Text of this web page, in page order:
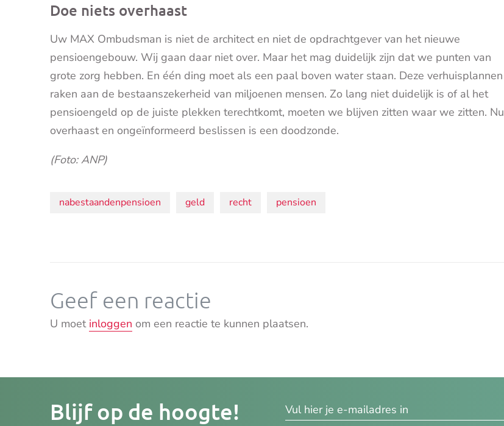
Doe niets overhaast
Uw MAX Ombudsman is niet de architect en niet de opdrachtgever van het nieuwe
pensioengebouw. Wij gaan daar niet over. Maar het mag duidelijk zijn dat we punten van
grote zorg hebben. En één ding moet als een paal boven water staan. Deze verhuisplannen
raken aan de bestaanszekerheid van miljoenen mensen. Zo lang niet duidelijk is of al het
pensioengeld op de juiste plekken terechtkomt, moeten we blijven zitten waar we zitten. Nu
overhaast en ongeïnformeerd beslissen is een doodzonde.
(Foto: ANP)
Onderwerpen:
nabestaandenpensioen geld recht pensioen
Geef een reactie
U moet inloggen om een reactie te kunnen plaatsen.
Blijf op de hoogte!